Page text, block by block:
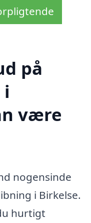
på
være
nogensinde
i Birkelse.
hurtigt